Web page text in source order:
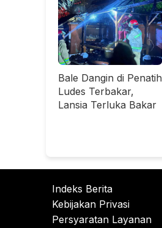
Bale Dangin di Penatih
Ludes Terbakar,
Lansia Terluka Bakar
Indeks Berita
Kebijakan Privasi
Persyaratan Layanan